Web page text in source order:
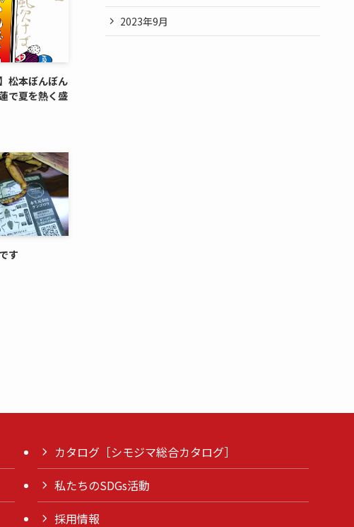
松本ぼんぼん
で夏を熱く盛
す
2023年9月
カタログ［シモジマ総合カタログ］
私たちのSDGs活動
採用情報